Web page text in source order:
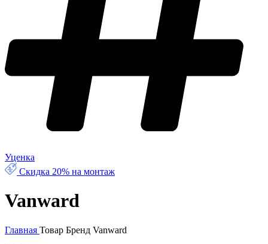
Уценка
Скидка 20% на монтаж
Vanward
Главная Товар Бренд Vanward